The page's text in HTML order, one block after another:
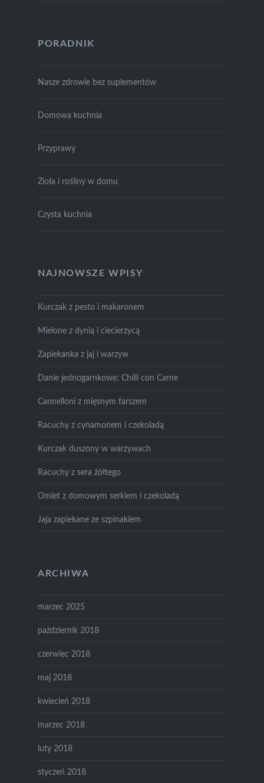
PORADNIK
Nasze zdrowie bez suplementów
Domowa kuchnia
Przyprawy
Zioła i rośliny w domu
Czysta kuchnia
NAJNOWSZE WPISY
Kurczak z pesto i makaronem
Mielone z dynią i ciecierzycą
Zapiekanka z jaj i warzyw
Danie jednogarnkowe: Chilli con Carne
Cannelloni z mięsnym farszem
Racuchy z cynamonem i czekoladą
Kurczak duszony w warzywach
Racuchy z sera żółtego
Omlet z domowym serkiem i czekoladą
Jaja zapiekane ze szpinakiem
ARCHIWA
marzec 2025
październik 2018
czerwiec 2018
maj 2018
kwiecień 2018
marzec 2018
luty 2018
styczeń 2018